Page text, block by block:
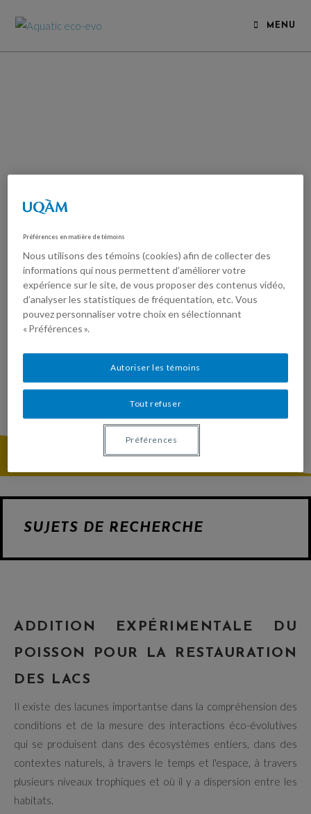
MENU
SUJETS DE RECHERCHE
ADDITION EXPÉRIMENTALE DU
POISSON POUR LA RESTAURATION
DES LACS
Il existe des lacunes importantse dans la compréhension des
conditions et de la mesure des interactions éco-évolutives
qui se produisent dans des écosystèmes entiers, dans des
contextes naturels, à travers le temps et l'espace, à travers
plusieurs niveaux trophiques et où il y a dispersion entre les
habitats.
Préférences en matière de témoins
Nous utilisons des témoins (cookies) afin de collecter des
informations qui nous permettent d’améliorer votre
expérience sur le site, de vous proposer des contenus vidéo,
d’analyser les statistiques de fréquentation, etc. Vous
pouvez personnaliser votre choix en sélectionnant
« Préférences ».
Tout refuser
Autoriser les témoins
Préférences